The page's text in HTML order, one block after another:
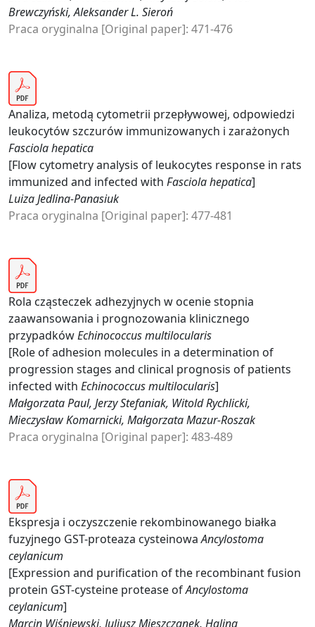
Brewczyński, Aleksander L. Sieroń
Praca oryginalna [Original paper]: 471-476
Analiza, metodą cytometrii przepływowej, odpowiedzi
leukocytów szczurów immunizowanych i zarażonych
Fasciola hepatica
[Flow cytometry analysis of leukocytes response in rats
immunized and infected with Fasciola hepatica]
Luiza Jedlina-Panasiuk
Praca oryginalna [Original paper]: 477-481
Rola cząsteczek adhezyjnych w ocenie stopnia
zaawansowania i prognozowania klinicznego
przypadkówEchinococcus multilocularis
[Role of adhesion molecules in a determination of
progression stages and clinical prognosis of patients
infected with Echinococcus multilocularis]
Małgorzata Paul, Jerzy Stefaniak, Witold Rychlicki,
Mieczysław Komarnicki, Małgorzata Mazur-Roszak
Praca oryginalna [Original paper]: 483-489
Ekspresja i oczyszczenie rekombinowanego białka
fuzyjnego GST-proteaza cysteinowaAncylostoma
ceylanicum
[Expression and purification of the recombinant fusion
protein GST-cysteine protease ofAncylostoma
ceylanicum]
Marcin Wiśniewski, Juliusz Mieszczanek, Halina